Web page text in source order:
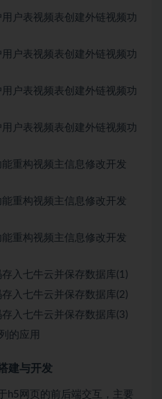
户表视频表创建外链视频功
户表视频表创建外链视频功
户表视频表创建外链视频功
户表视频表创建外链视频功
重构视频主信息修改开发
重构视频主信息修改开发
重构视频主信息修改开发
入七牛云并保存数据库(1)
入七牛云并保存数据库(2)
入七牛云并保存数据库(3)
的应用
建与开发
h5网页的前后端交互，主要